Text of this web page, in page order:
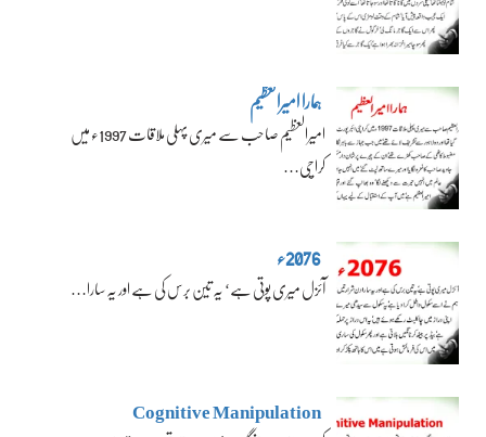
ہمارا امیرالعظیم
امیرالعظیم صاحب سے میری پہلی ملاقات 1997ء میں
کراچی…
2076ء
آئزل میری پوتی ہے‘ یہ تین برس کی ہے اور یہ سارا…
Cognitive Manipulation